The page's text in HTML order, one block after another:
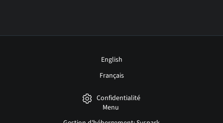
English
Français
Confidentialité
Menu